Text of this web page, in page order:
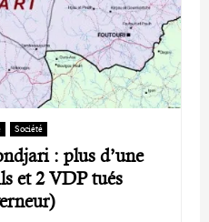
Société
: plus d’une
et 2 VDP tués